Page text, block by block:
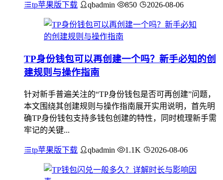
tp苹果版下载 qbadmin 850 2026-08-06
TP身份钱包可以再创建一个吗？新手必知的创
建规则与操作指南
针对新手普遍关注的“TP身份钱包是否可再创建”问题，
本文围绕其创建规则与操作指南展开实用说明，首先明
确TP身份钱包支持多钱包创建的特性，同时梳理新手需
牢记的关键...
tp苹果版下载 qbadmin 1.1K 2026-08-06